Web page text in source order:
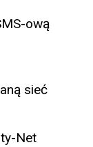
ową
sieć
Net